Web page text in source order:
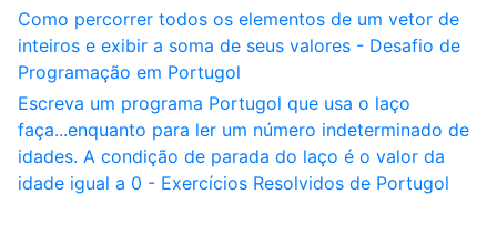
Como percorrer todos os elementos de um vetor de
inteiros e exibir a soma de seus valores - Desafio de
Programação em Portugol
Escreva um programa Portugol que usa o laço
faça...enquanto para ler um número indeterminado de
idades. A condição de parada do laço é o valor da
idade igual a 0 - Exercícios Resolvidos de Portugol